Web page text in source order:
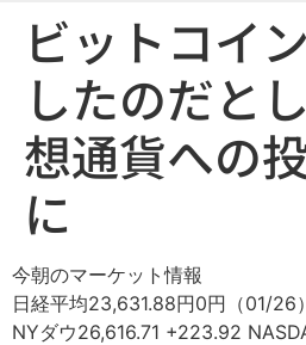
ビットコイ
したのだと
想通貨への
に
今朝のマーケット情報
日経平均23,631.88円0円（01/26
NYダウ26,616.71 +223.92